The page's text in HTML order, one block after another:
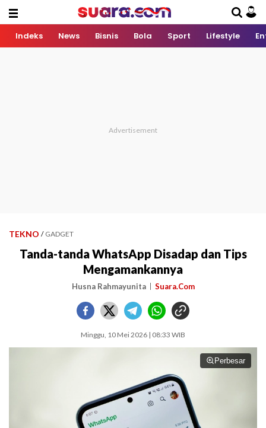
Indeks News Bisnis Bola Sport Lifestyle
TEKNO / GADGET
Tanda-tanda WhatsApp Disadap dan Tips
Mengamankannya
Husna Rahmayunita Suara.Com
Minggu, 10 Mei 2026 | 08:33 WIB
Perbesar